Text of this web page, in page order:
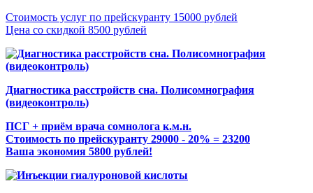
Стоимость услуг по прейскуранту 15000 рублей
Цена со скидкой 8500 рублей
Диагностика расстройств сна. Полисомнография
(видеоконтроль)
ПСГ + приём врача сомнолога к.м.н.
Стоимость по прейскуранту 29000 - 20% = 23200
Ваша экономия 5800 рублей!